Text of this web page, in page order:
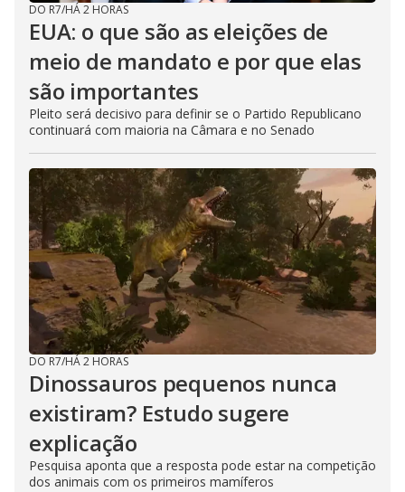
DO R7/HÁ 2 HORAS
EUA: o que são as eleições de
meio de mandato e por que elas
são importantes
Pleito será decisivo para definir se o Partido Republicano
continuará com maioria na Câmara e no Senado
DO R7/HÁ 2 HORAS
Dinossauros pequenos nunca
existiram? Estudo sugere
explicação
Pesquisa aponta que a resposta pode estar na competição
dos animais com os primeiros mamíferos